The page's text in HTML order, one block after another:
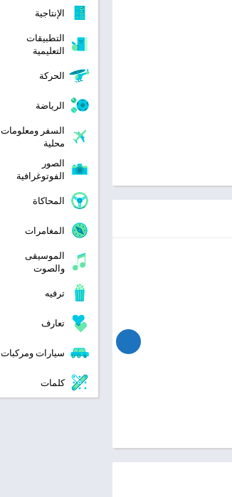
الإنتاجية
التطبيقات
التعليمية
الحركة
الرياضة
السفر ومعلومات
محلية
الصور
الفوتوغرافية
المحاكاة
المغامرات
الموسيقى
والصوت
ترفيه
تعارف
سيارات ومركبات
كلمات